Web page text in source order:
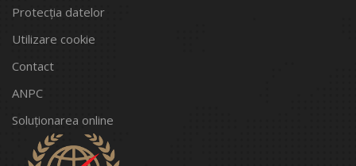
Protecția datelor
Utilizare cookie
Contact
ANPC
Soluționarea online